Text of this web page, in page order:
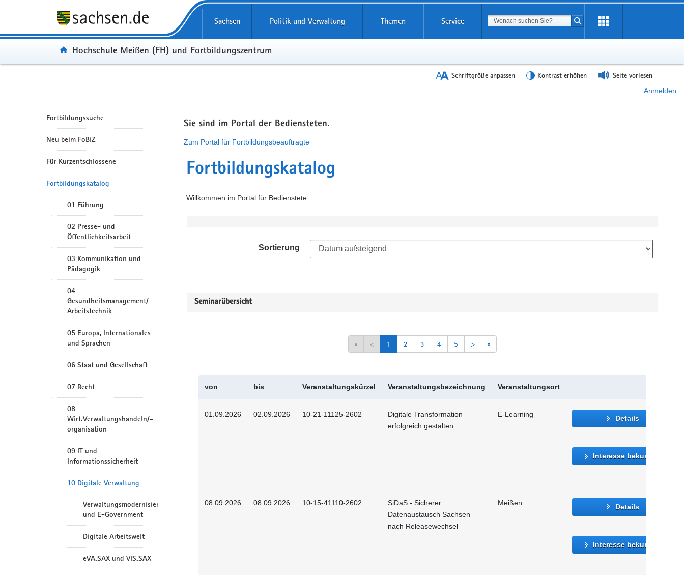
Sachsen Politik und Verwaltung Themen Service Suchbegriff
Suche starten
Portal:
Hochschule Meißen (FH) und Fortbildungszentrum
Schriftgröße anpassen Kontrast erhöhen Seite vorlesen
Anmelden
Fortbildungssuche
Neu beim FoBiZ
Für Kurzentschlossene
Fortbildungskatalog
01 Führung
02 Presse- und
Öffentlichkeitsarbeit
03 Kommunikation und
Pädagogik
04
Gesundheitsmanagement/
Arbeitstechnik
05 Europa, Internationales
und Sprachen
06 Staat und Gesellschaft
07 Recht
08
Wirt.Verwaltungshandeln/-
organisation
09 IT und
Informationssicherheit
10 Digitale Verwaltung
Verwaltungsmodernisierung
und E-Government
Digitale Arbeitswelt
eVA.SAX und VIS.SAX
Sie sind im Portal der Bediensteten.
Zum Portal für Fortbildungsbeauftragte
Fortbildungskatalog
Willkommen im Portal für Bedienstete.
Sortierung
Seminarübersicht
« < 1 2 3 4 5 > »
von bis Veranstaltungskürzel Veranstaltungsbezeichnung Veranstaltungsort
01.09.2026 02.09.2026 10-21-11125-2602
Digitale Transformation
erfolgreich gestalten
E-Learning Details
Interesse bekunden
08.09.2026 08.09.2026 10-15-41110-2602
SiDaS - Sicherer
Datenaustausch Sachsen
nach Releasewechsel
Meißen Details
Interesse bekunden